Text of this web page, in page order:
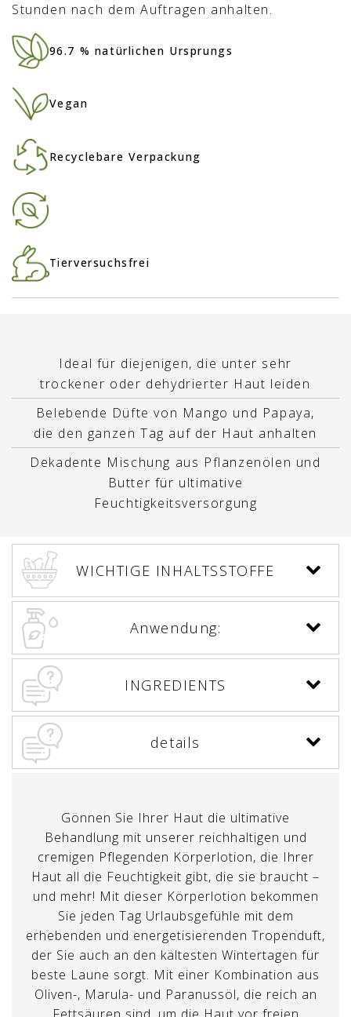
Stunden nach dem Auftragen anhalten.
96.7 % natürlichen Ursprungs
Vegan
Recyclebare Verpackung
Tierversuchsfrei
Ideal für diejenigen, die unter sehr
trockener oder dehydrierter Haut leiden
Belebende Düfte von Mango und Papaya,
die den ganzen Tag auf der Haut anhalten
Dekadente Mischung aus Pflanzenölen und
Butter für ultimative
Feuchtigkeitsversorgung
WICHTIGE INHALTSSTOFFE
Anwendung:
INGREDIENTS
details
Gönnen Sie Ihrer Haut die ultimative
Behandlung mit unserer reichhaltigen und
cremigen Pflegenden Körperlotion, die Ihrer
Haut all die Feuchtigkeit gibt, die sie braucht –
und mehr! Mit dieser Körperlotion bekommen
Sie jeden Tag Urlaubsgefühle mit dem
erhebenden und energetisierenden Tropenduft,
der Sie auch an den kältesten Wintertagen für
beste Laune sorgt. Mit einer Kombination aus
Oliven-, Marula- und Paranussöl, die reich an